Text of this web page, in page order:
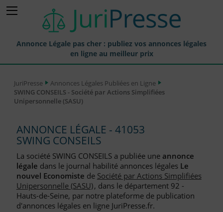
Annonce Légale pas cher : publiez vos annonces légales
en ligne au meilleur prix
Annonces Légales Publiées
Journaux Habilités (JAL) Annonces Légales
Liste des Greffes
Liste des CCI
Le Blog pour les Entreprises
JuriPresse
Annonces Légales Publiées en Ligne
SWING CONSEILS - Société par Actions Simplifiées
Unipersonnelle (SASU)
ANNONCE LÉGALE - 41053
SWING CONSEILS
La société SWING CONSEILS a publiée une annonce
légale dans le journal habilité annonces légales Le
nouvel Economiste de Société par Actions Simplifiées
Unipersonnelle (SASU), dans le département 92 -
Hauts-de-Seine, par notre plateforme de publication
d'annonces légales en ligne JuriPresse.fr.